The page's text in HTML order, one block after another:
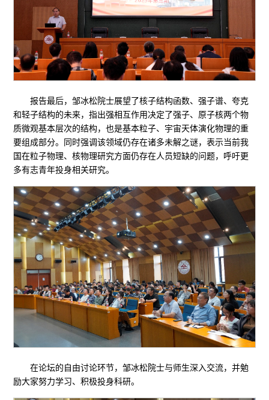
报告最后，邹冰松院士展望了核子结构函数、强子谱、夸克
和轻子结构的未来，指出强相互作用决定了强子、原子核两个物
质微观基本层次的结构，也是基本粒子、宇宙天体演化物理的重
要组成部分。同时强调该领域仍存在诸多未解之谜，表示当前我
国在粒子物理、核物理研究方面仍存在人员短缺的问题，呼吁更
多有志青年投身相关研究。
在论坛的自由讨论环节，邹冰松院士与师生深入交流，并勉
励大家努力学习、积极投身科研。